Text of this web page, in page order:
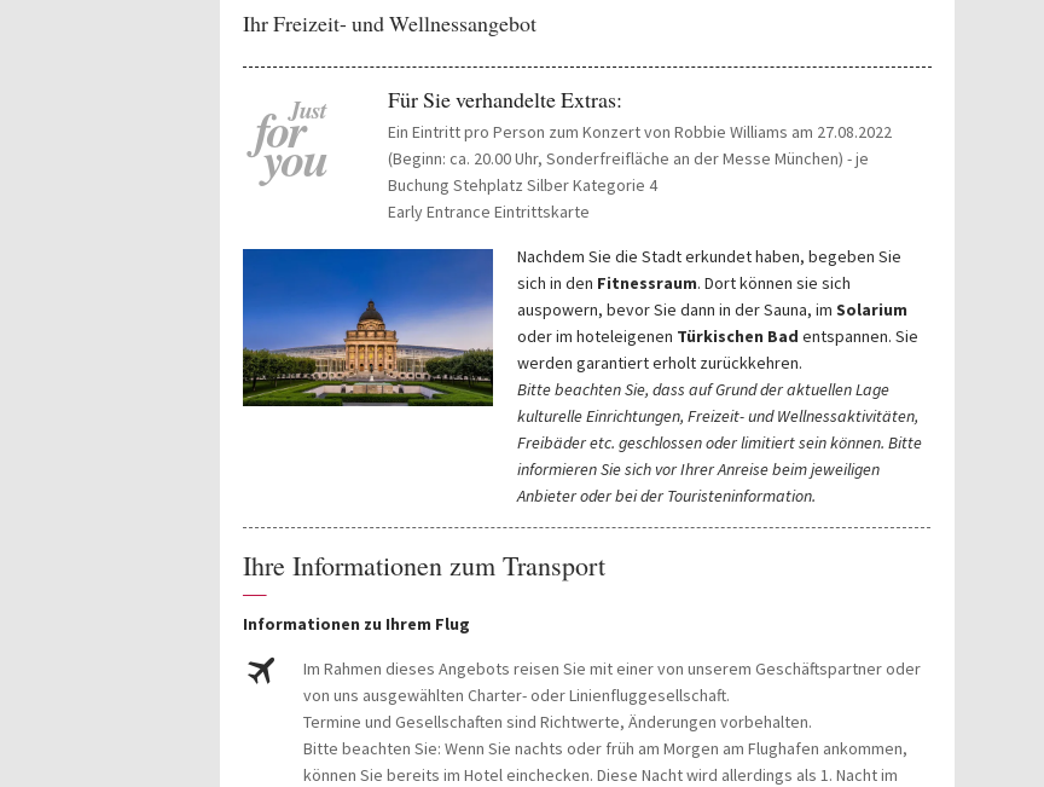
Ihr Freizeit- und Wellnessangebot
Just
for
you
Für Sie verhandelte Extras:
Ein Eintritt pro Person zum Konzert von Robbie Williams am 27.08.2022
(Beginn: ca. 20.00 Uhr, Sonderfreifläche an der Messe München) - je
Buchung Stehplatz Silber Kategorie 4
Early Entrance Eintrittskarte
Nachdem Sie die Stadt erkundet haben, begeben Sie
sich in den Fitnessraum. Dort können sie sich
auspowern, bevor Sie dann in der Sauna, im Solarium
oder im hoteleigenen Türkischen Bad entspannen. Sie
werden garantiert erholt zurückkehren.
Bitte beachten Sie, dass auf Grund der aktuellen Lage
kulturelle Einrichtungen, Freizeit- und Wellnessaktivitäten,
Freibäder etc. geschlossen oder limitiert sein können. Bitte
informieren Sie sich vor Ihrer Anreise beim jeweiligen
Anbieter oder bei der Touristeninformation.
Ihre Informationen zum Transport
—
Informationen zu Ihrem Flug
Im Rahmen dieses Angebots reisen Sie mit einer von unserem Geschäftspartner oder
von uns ausgewählten Charter- oder Linienfluggesellschaft.
Termine und Gesellschaften sind Richtwerte, Änderungen vorbehalten.
Bitte beachten Sie: Wenn Sie nachts oder früh am Morgen am Flughafen ankommen,
können Sie bereits im Hotel einchecken. Diese Nacht wird allerdings als 1. Nacht im